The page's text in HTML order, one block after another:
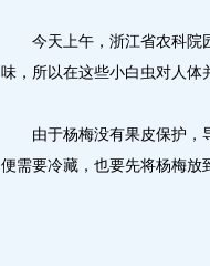
今天上午，浙江省农科院
味，所以在这些小白虫对人体
由于杨梅没有果皮保护，导
便需要冷藏，也要先将杨梅放